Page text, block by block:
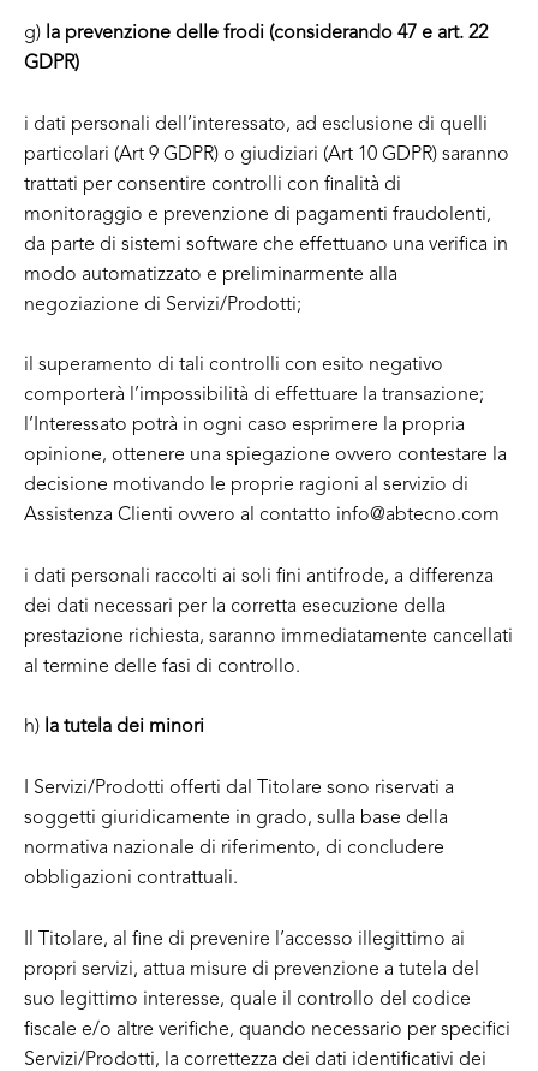
g) la prevenzione delle frodi (considerando 47 e art. 22
GDPR)
i dati personali dell’interessato, ad esclusione di quelli
particolari (Art 9 GDPR) o giudiziari (Art 10 GDPR) saranno
trattati per consentire controlli con finalità di
monitoraggio e prevenzione di pagamenti fraudolenti,
da parte di sistemi software che effettuano una verifica in
modo automatizzato e preliminarmente alla
negoziazione di Servizi/Prodotti;
il superamento di tali controlli con esito negativo
comporterà l’impossibilità di effettuare la transazione;
l’Interessato potrà in ogni caso esprimere la propria
opinione, ottenere una spiegazione ovvero contestare la
decisione motivando le proprie ragioni al servizio di
Assistenza Clienti ovvero al contatto info@abtecno.com
i dati personali raccolti ai soli fini antifrode, a differenza
dei dati necessari per la corretta esecuzione della
prestazione richiesta, saranno immediatamente cancellati
al termine delle fasi di controllo.
h) la tutela dei minori
I Servizi/Prodotti offerti dal Titolare sono riservati a
soggetti giuridicamente in grado, sulla base della
normativa nazionale di riferimento, di concludere
obbligazioni contrattuali.
Il Titolare, al fine di prevenire l’accesso illegittimo ai
propri servizi, attua misure di prevenzione a tutela del
suo legittimo interesse, quale il controllo del codice
fiscale e/o altre verifiche, quando necessario per specifici
Servizi/Prodotti, la correttezza dei dati identificativi dei